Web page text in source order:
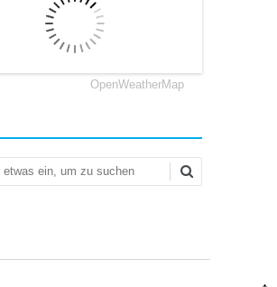
OpenWeatherMap